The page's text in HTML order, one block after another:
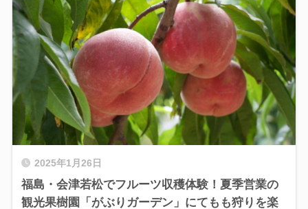
2025年1月26日
福島・会津若松でフルーツ収穫体験！夏季営業の
観光果樹園「がぶりガーデン」にてもも狩りを楽